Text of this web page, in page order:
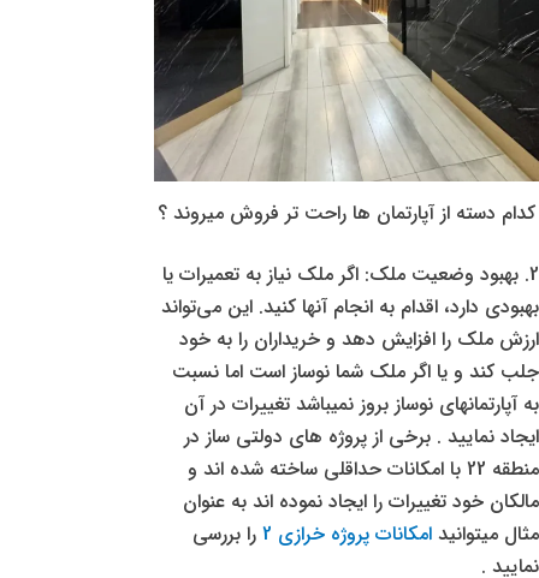
کدام دسته از آپارتمان ها راحت تر فروش میروند ؟
2. بهبود وضعیت ملک: اگر ملک نیاز به تعمیرات یا
بهبودی دارد، اقدام به انجام آنها کنید. این می‌تواند
ارزش ملک را افزایش دهد و خریداران را به خود
جلب کند و یا اگر ملک شما نوساز است اما نسبت
به آپارتمانهای نوساز بروز نمیباشد تغییرات در آن
ایجاد نمایید . برخی از پروژه های دولتی ساز در
منطقه 22 با امکانات حداقلی ساخته شده اند و
مالکان خود تغییرات را ایجاد نموده اند به عنوان
مثال میتوانید امکانات پروژه خرازی 2
را بررسی
نمایید .